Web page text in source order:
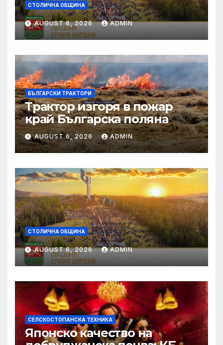
СТОЛИЧНА ОБЩИНА
AUGUST 6, 2026 ADMIN
БЪЛГАРСКИ ТРАКТОРИ
Трактор изгоря в пожар
край Българска поляна
AUGUST 6, 2026 ADMIN
СТОЛИЧНА ОБЩИНА
AUGUST 6, 2026 ADMIN
СЕЛСКОСТОПАНСКА ТЕХНИКА
Японско качество на